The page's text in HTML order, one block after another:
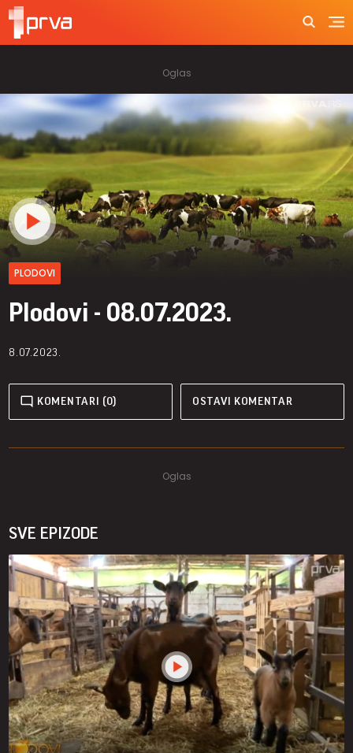
PLODOVI
Plodovi - 08.07.2023.
8.07.2023.
KOMENTARI (0) OSTAVI KOMENTAR
SVE EPIZODE